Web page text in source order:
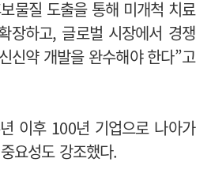
물질 도출을 통해 미개척 치료
장하고, 글로벌 시장에서 경쟁
신약 개발을 완수해야 한다”고
이후 100년 기업으로 나아가
요성도 강조했다.